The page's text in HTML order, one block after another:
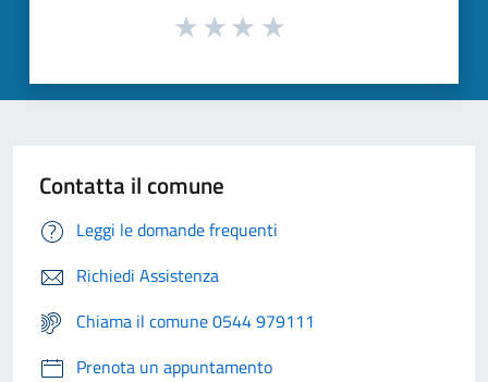
Contatta il comune
Leggi le domande frequenti
Richiedi Assistenza
Chiama il comune 0544 979111
Prenota un appuntamento